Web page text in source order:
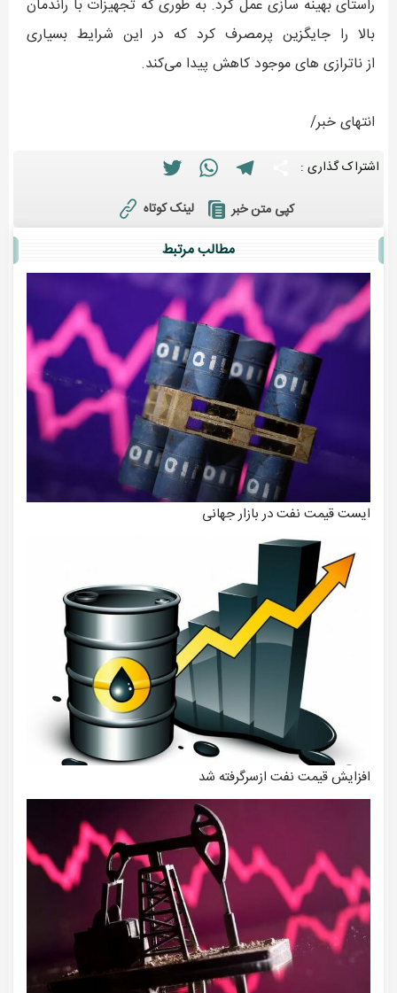
راستای بهینه سازی عمل کرد. به طوری که تجهیزات با راندمان
بالا را جایگزین پرمصرف کرد که در این شرایط بسیاری
از ناترازی های موجود کاهش پیدا می‌کند.
انتهای خبر/
اشتراک گذاری : Twitter
WhatsAppTelegram
کپی متن خبر لینک کوتاه
مطالب مرتبط
ایست قیمت نفت در بازار جهانی
افزایش قیمت نفت ازسرگرفته شد